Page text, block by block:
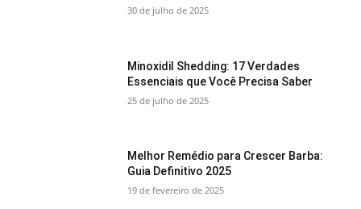
30 de julho de 2025
Minoxidil Shedding: 17 Verdades
Essenciais que Você Precisa Saber
25 de julho de 2025
Melhor Remédio para Crescer Barba:
Guia Definitivo 2025
19 de fevereiro de 2025